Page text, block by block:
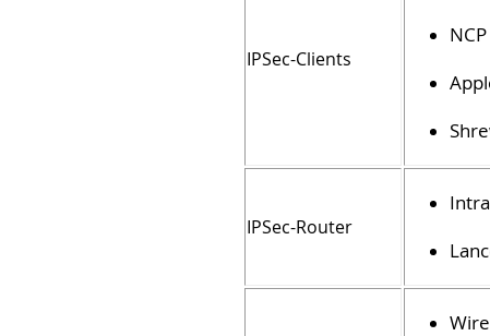
IPSec-Clients
IPSec-Router